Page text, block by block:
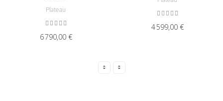
Plateau
6 790,00 €
4 599,00 €